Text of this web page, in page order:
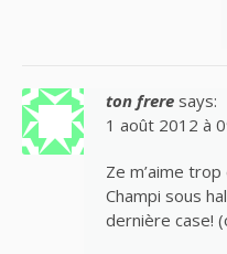
ton frere says:
1 août 2012 à
Ze m’aime
Champi sous
dernière case!